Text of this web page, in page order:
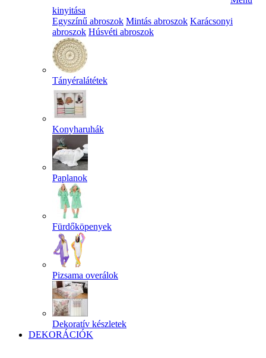
kinyitása
Egyszínű abroszok Mintás abroszok Karácsonyi
abroszok Húsvéti abroszok
Tányéralátétek
Konyharuhák
Paplanok
Fürdőköpenyek
Pizsama overálok
Dekoratív készletek
DEKORÁCIÓK